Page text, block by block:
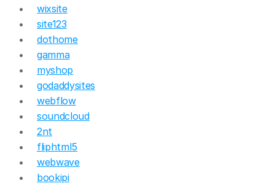
wixsite
site123
dothome
gamma
myshop
godaddysites
webflow
soundcloud
2nt
fliphtml5
webwave
bookipi